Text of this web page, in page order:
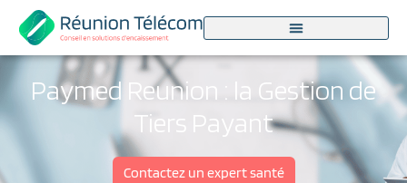
contenu
Paymed Reunion : la Gestion de
Tiers Payant
Contactez un expert santé